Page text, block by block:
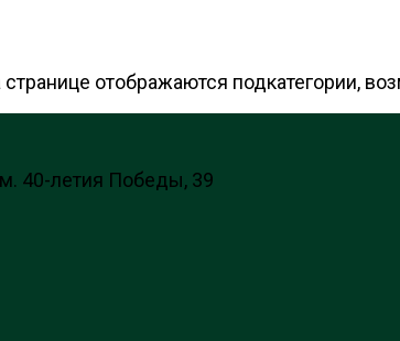
отображаются подкатегории,
40-летия Победы, 39